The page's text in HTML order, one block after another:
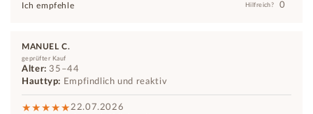
Ich empfehle Hilfreich? 0
MANUEL C.
geprüfter Kauf
Alter: 35–44
Hauttyp: Empfindlich und reaktiv
22.07.2026